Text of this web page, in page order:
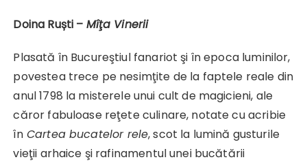
Doina Ruști – Mîţa Vinerii
Plasată în Bucureştiul fanariot şi în epoca luminilor,
povestea trece pe nesimţite de la faptele reale din
anul 1798 la misterele unui cult de magicieni, ale
căror fabuloase reţete culinare, notate cu acribie
în Cartea bucatelor rele, scot la lumină gusturile
vieţii arhaice şi rafinamentul unei bucătării